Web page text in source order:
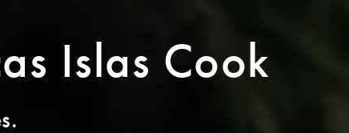
Islas Cook